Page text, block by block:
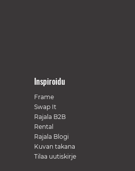
Inspiroidu
Frame
Swap It
Rajala B2B
Rental
Rajala Blogi
Kuvan takana
Tilaa uutiskirje